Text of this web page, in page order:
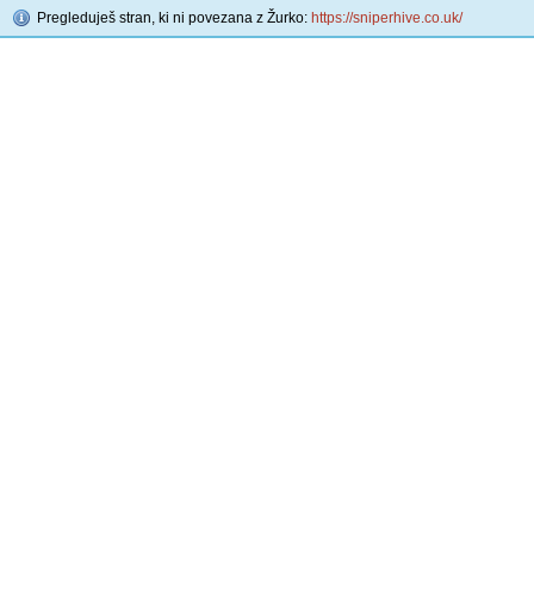
Pregleduješ stran, ki ni povezana z Žurko: https://sniperhive.co.uk/